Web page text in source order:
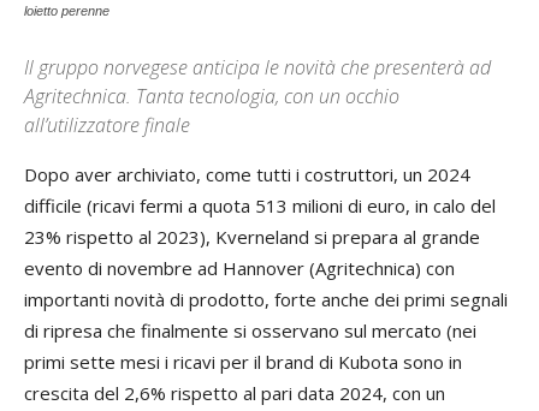
loietto perenne
Il gruppo norvegese anticipa le novità che presenterà ad
Agritechnica. Tanta tecnologia, con un occhio
all’utilizzatore finale
Dopo aver archiviato, come tutti i costruttori, un 2024
difficile (ricavi fermi a quota 513 milioni di euro, in calo del
23% rispetto al 2023), Kverneland si prepara al grande
evento di novembre ad Hannover (Agritechnica) con
importanti novità di prodotto, forte anche dei primi segnali
di ripresa che finalmente si osservano sul mercato (nei
primi sette mesi i ricavi per il brand di Kubota sono in
crescita del 2,6% rispetto al pari data 2024, con un